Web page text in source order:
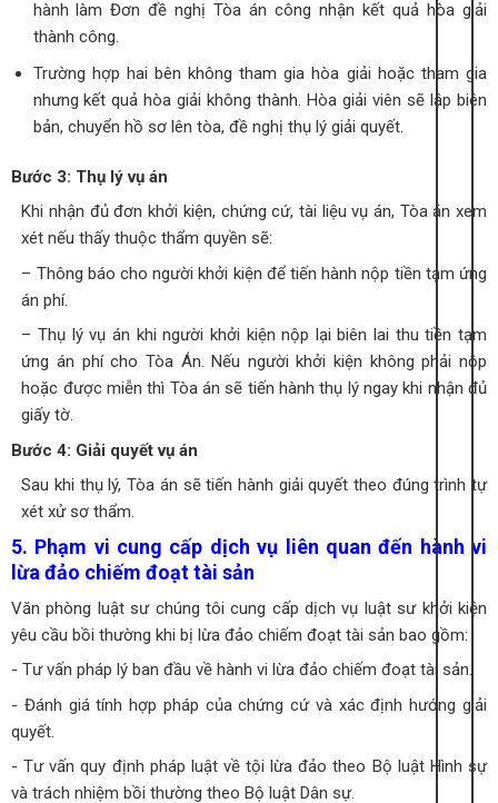
hành làm Đơn đề nghị Tòa án công nhận kết quả hòa giải
thành công.
Trường hợp hai bên không tham gia hòa giải hoặc tham gia
nhưng kết quả hòa giải không thành. Hòa giải viên sẽ lập biên
bản, chuyển hồ sơ lên tòa, đề nghị thụ lý giải quyết.
Bước 3: Thụ lý vụ án
Khi nhận đủ đơn khởi kiện, chứng cứ, tài liệu vụ án, Tòa án xem
xét nếu thấy thuộc thẩm quyền sẽ:
– Thông báo cho người khởi kiện để tiến hành nộp tiền tạm ứng
án phí.
– Thụ lý vụ án khi người khởi kiện nộp lại biên lai thu tiền tạm
ứng án phí cho Tòa Án. Nếu người khởi kiện không phải nộp
hoặc được miễn thì Tòa án sẽ tiến hành thụ lý ngay khi nhận đủ
giấy tờ.
Bước 4: Giải quyết vụ án
Sau khi thụ lý, Tòa án sẽ tiến hành giải quyết theo đúng trình tự
xét xử sơ thẩm.
5. Phạm vi cung cấp dịch vụ liên quan đến hành vi
lừa đảo chiếm đoạt tài sản
Văn phòng luật sư chúng tôi cung cấp dịch vụ luật sư khởi kiện
yêu cầu bồi thường khi bị lừa đảo chiếm đoạt tài sản bao gồm:
- Tư vấn pháp lý ban đầu về hành vi lừa đảo chiếm đoạt tài sản.
- Đánh giá tính hợp pháp của chứng cứ và xác định hướng giải
quyết.
- Tư vấn quy định pháp luật về tội lừa đảo theo Bộ luật Hình sự
và trách nhiệm bồi thường theo Bộ luật Dân sự.